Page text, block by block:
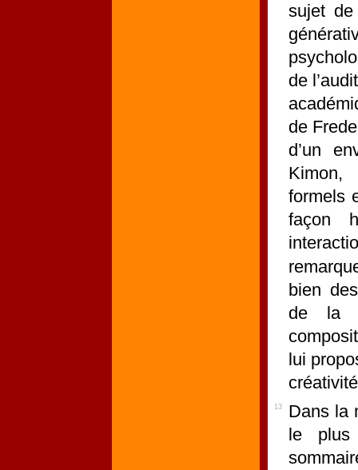
sujet
de
de
d’un
Kimon,
formels
façon
bien
de la
lui
13
Dans la
le plus